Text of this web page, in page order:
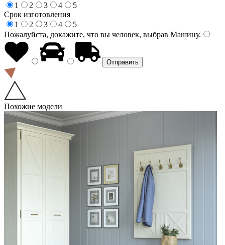
1
2 3 4
5
Срок изготовления
1
2 3 4
5
Пожалуйста, докажите, что вы человек, выбрав Машину.
Похожие модели